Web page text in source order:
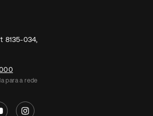
8135-034,
para a rede